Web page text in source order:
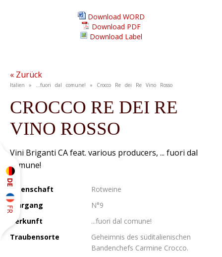
DE
FR
Download WORD
Download PDF
Download Label
« Zurück
Italien » ...fuori dal comune! » Crocco Re dei Re Vino Rosso
CROCCO RE DEI RE
VINO ROSSO
Vini Briganti CA feat. various producers, ... fuori dal
comune!
Eigenschaft
Rotweine
Jahrgang
N°9
Herkunft
...fuori dal comune!
Traubensorte
Geheimnis des süditalienischen
Bandenchefs Carmine Crocco.